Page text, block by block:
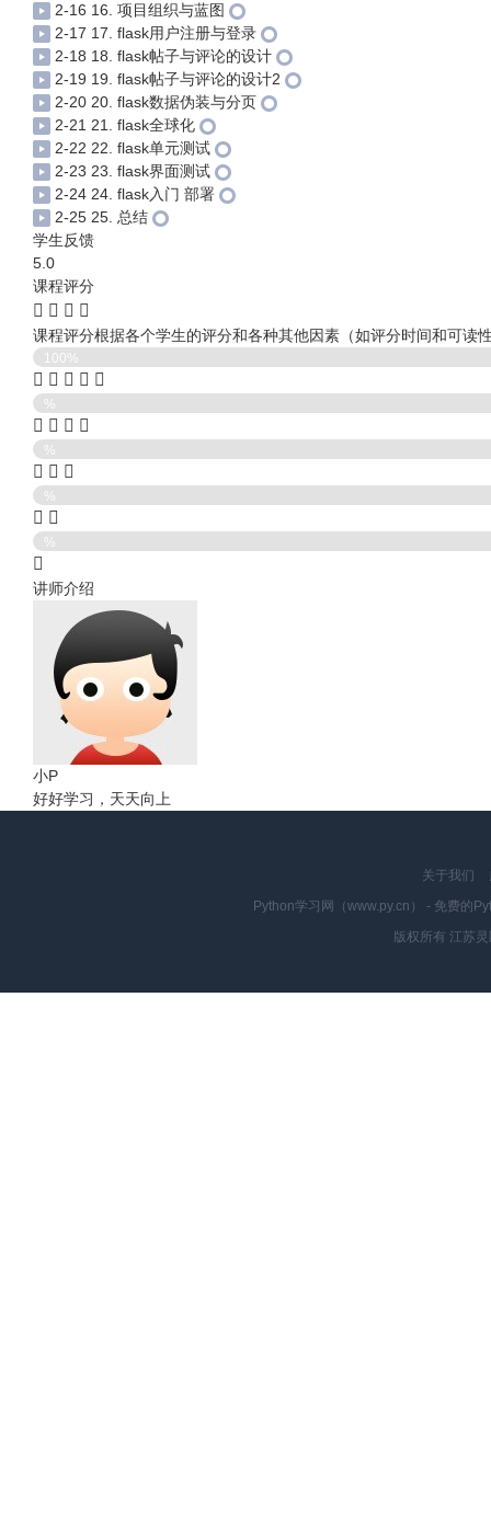
2-16 16. 项目组织与蓝图
2-17 17. flask用户注册与登录
2-18 18. flask帖子与评论的设计
2-19 19. flask帖子与评论的设计2
2-20 20. flask数据伪装与分页
2-21 21. flask全球化
2-22 22. flask单元测试
2-23 23. flask界面测试
2-24 24. flask入门 部署
2-25 25. 总结
学生反馈
5.0
课程评分
课程评分根据各个学生的评分和各种其他因素（如评分时间和可读
100%
%
%
%
%
讲师介绍
小P
好好学习，天天向上
关于我们
Python学习网（www.py.cn） - 免费的
版权所有 江苏